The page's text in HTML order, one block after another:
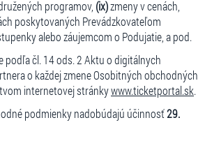
programov, (ix)zmeny v cenách,
poskytovaných Prevádzkovateľom
alebo záujemcom o Podujatie, a pod.
podľa čl. 14 ods. 2 Aktu o digitálnych
o každej zmene Osobitných obchodných
internetovej stránkywww.ticketportal.sk.
podmienky nadobúdajú účinnosť29.